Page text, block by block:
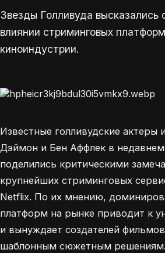
Звезды Голливуда высказались
влиянии стриминговых
киноиндустрии.
Известные голливудские
Дэймон и Бен Аффлек в
поделились критическими
крупнейших стриминговых
Netflix. По их мнению,
платформ на рынке приводит к
и вынуждает создателей
шаблонным сюжетным решениям.